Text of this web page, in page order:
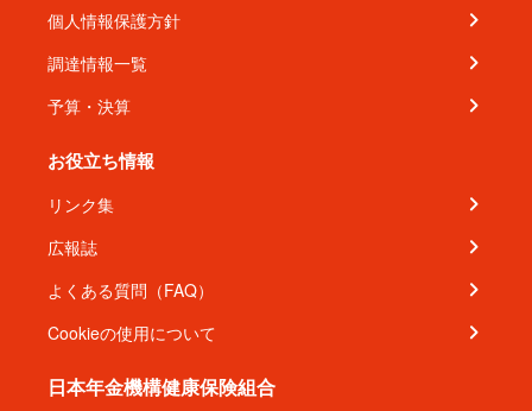
個人情報保護方針
調達情報一覧
予算・決算
お役立ち情報
リンク集
広報誌
よくある質問（FAQ）
Cookieの使用について
日本年金機構健康保険組合